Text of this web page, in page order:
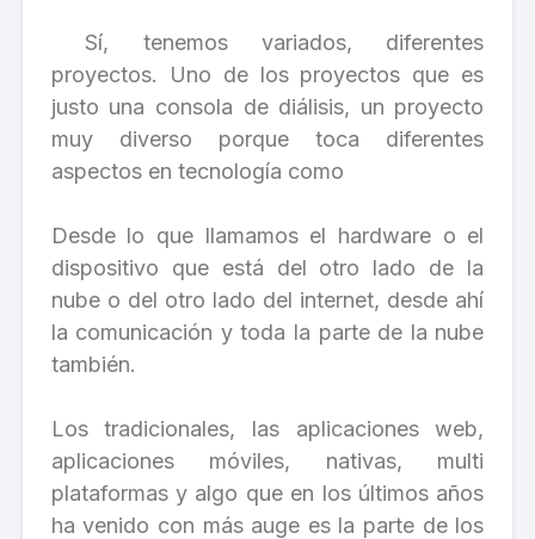
Sí, tenemos variados, diferentes
proyectos. Uno de los proyectos que es
justo una consola de diálisis, un proyecto
muy diverso porque toca diferentes
aspectos en tecnología como
Desde lo que llamamos el hardware o el
dispositivo que está del otro lado de la
nube o del otro lado del internet, desde ahí
la comunicación y toda la parte de la nube
también.
Los tradicionales, las aplicaciones web,
aplicaciones móviles, nativas, multi
plataformas y algo que en los últimos años
ha venido con más auge es la parte de los